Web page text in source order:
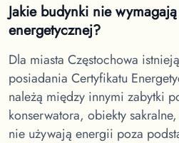
Jakie budynki nie
energetycznej?
Dla miasta Częstochowa
posiadania Certyfikatu
należą między innymi zabytki
konserwatora, obiekty
nie używają energii poza